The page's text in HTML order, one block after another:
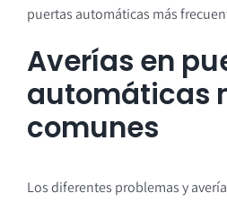
puertas automáticas más
Averías en
automáticas
comunes
Los diferentes problemas y